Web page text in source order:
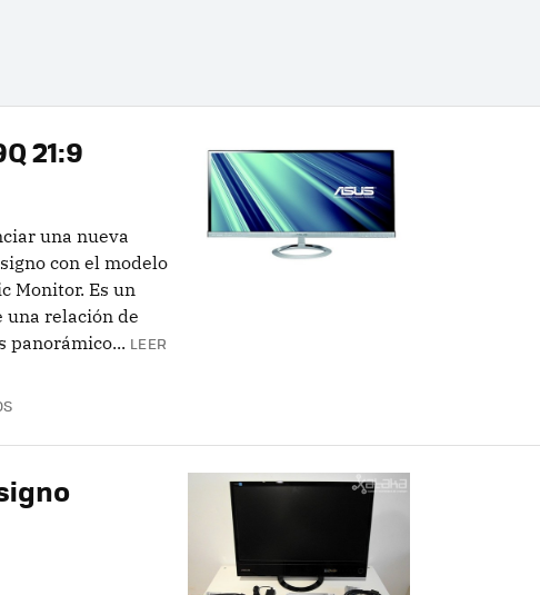
21:9
una nueva
con el modelo
Monitor. Es un
una relación de
panorámico... LEER